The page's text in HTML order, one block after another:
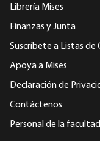
Librería Mises
Finanzas y Junta
Suscríbete a Listas de
Apoya a Mises
Declaración de
Contáctenos
Personal de la facultad